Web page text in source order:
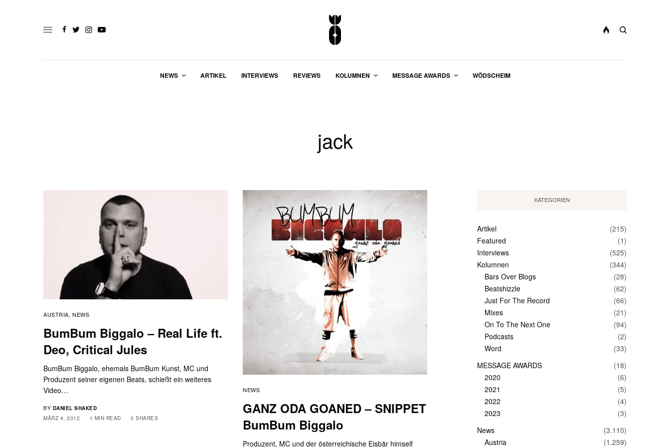
NEWS ARTIKEL INTERVIEWS REVIEWS KOLUMNEN MESSAGE AWARDS WÖDSCHEIM
jack
AUSTRIA, NEWS
BumBum Biggalo – Real Life ft.
Deo, Critical Jules
BumBum Biggalo, ehemals BumBum Kunst, MC und
Produzent seiner eigenen Beats, schießt ein weiteres
Video…
BY DANIEL SHAKED
MÄRZ 4, 2012
1 MIN READ 0 SHARES
NEWS
GANZ ODA GOANED – SNIPPET
BumBum Biggalo
Produzent, MC und der österreichische Eisbär himself
KATEGORIEN
Artikel
(215)
Featured
(1)
Interviews
(525)
Kolumnen
(344)
Bars Over Blogs
(28)
Beatshizzle
(62)
Just For The Record
(66)
Mixes
(21)
On To The Next One
(94)
Podcasts
(2)
Word
(33)
MESSAGE AWARDS
(18)
2020
(6)
2021
(5)
2022
(4)
2023
(3)
News
(3.110)
Austria
(1.259)